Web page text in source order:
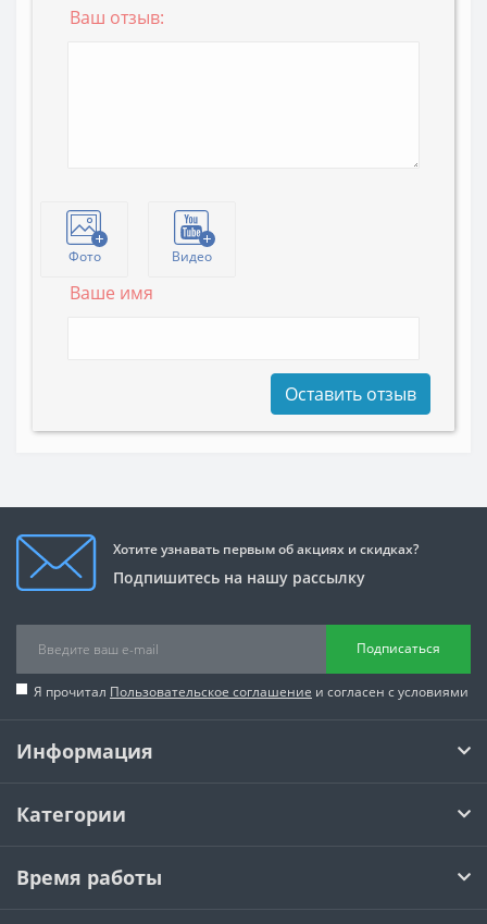
Ваш отзыв:
Фото Видео
Ваше имя
Оставить отзыв
Хотите узнавать первым об акциях и скидках?
Подпишитесь на нашу рассылку
Подписаться
Я прочитал Пользовательское соглашение и согласен с условиями
Информация
Категории
Время работы